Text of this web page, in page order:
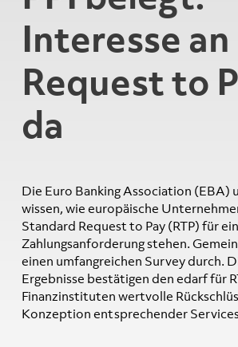
Interesse an
Request to
da
Die Euro Banking Association (EBA)
wissen, wie europäische
Standard Request to Pay (RTP) für
Zahlungsanforderung stehen.
einen umfangreichen Survey durch.
Ergebnisse bestätigen den edarf für
Finanzinstituten wertvolle
Konzeption entsprechender